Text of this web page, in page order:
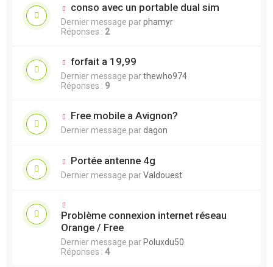
conso avec un portable dual sim
Dernier message parphamyr
Réponses : 2
forfait a 19,99
Dernier message parthewho974
Réponses : 9
Free mobile a Avignon?
Dernier message pardagon
Portée antenne 4g
Dernier message parValdouest
Problème connexion internet réseau
Orange / Free
Dernier message parPoluxdu50
Réponses : 4